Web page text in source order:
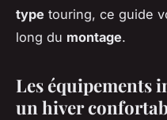
type touring, ce guide
long du montage.
Les équipements
un hiver